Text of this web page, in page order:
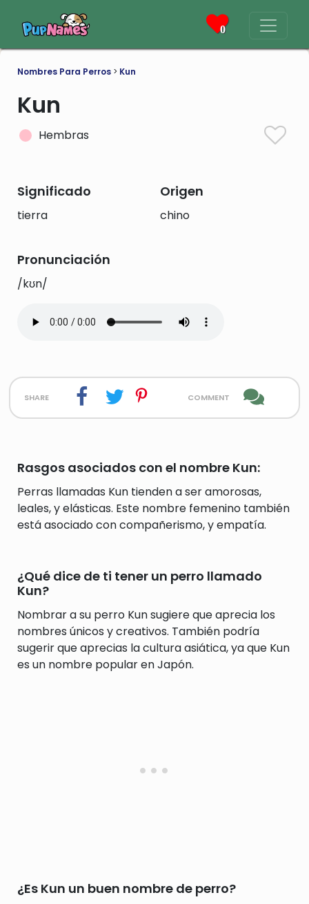
0
Nombres Para Perros > Kun
Kun
Hembras
Significado
tierra
Origen
chino
Pronunciación
/kʊn/
share comment
Rasgos asociados con el nombre Kun:
Perras llamadas Kun tienden a ser amorosas,
leales, y elásticas. Este nombre femenino también
está asociado con compañerismo, y empatía.
¿Qué dice de ti tener un perro llamado
Kun?
Nombrar a su perro Kun sugiere que aprecia los
nombres únicos y creativos. También podría
sugerir que aprecias la cultura asiática, ya que Kun
es un nombre popular en Japón.
¿Es Kun un buen nombre de perro?